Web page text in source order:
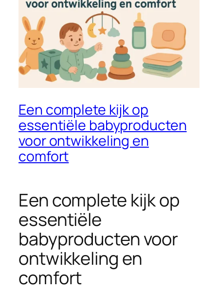
Een complete kijk op
essentiële babyproducten
voor ontwikkeling en
comfort
Een complete kijk op
essentiële
babyproducten voor
ontwikkeling en
comfort